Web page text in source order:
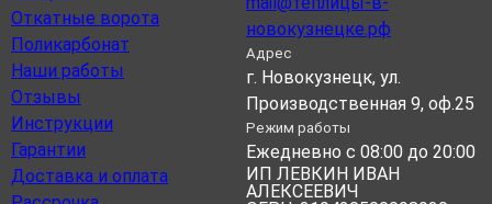
Откатные ворота
Поликарбонат
Наши работы
Отзывы
Инструкции
Гарантии
Доставка и оплата
новокузнецке.рф
Адрес
г. Новокузнецк, ул.
Производственная 9, оф.25
Режим работы
Ежедневно с 08:00 до 20:00
ИП ЛЕВКИН ИВАН
АЛЕКСЕЕВИЧ